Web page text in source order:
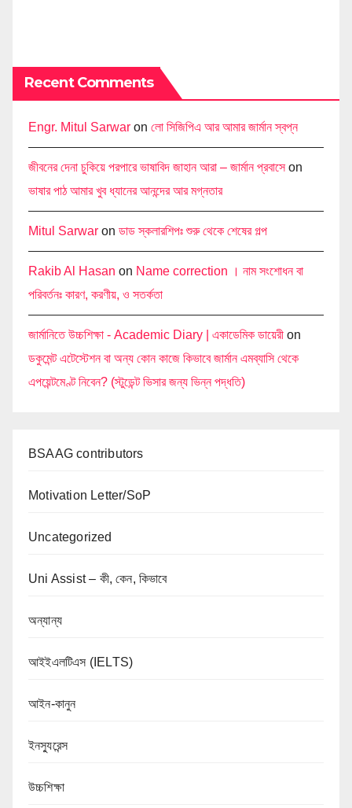
Recent Comments
Engr. Mitul Sarwar on লো সিজিপিএ আর আমার জার্মান স্বপ্ন
জীবনের দেনা চুকিয়ে পরপারে ভাষাবিদ জাহান আরা – জার্মান প্রবাসেon
ভাষার পাঠ আমার খুব ধ্যানের আনন্দের আর মগ্নতার
Mitul Sarwar on ডাড স্কলারশিপঃ শুরু থেকে শেষের গল্প
Rakib Al Hasan on Name correction । নাম সংশোধন বা
পরিবর্তনঃ কারণ, করণীয়, ও সতর্কতা
জার্মানিতে উচ্চশিক্ষা - Academic Diary | একাডেমিক ডায়েরী on
ডকুমেন্ট এটেস্টেশন বা অন্য কোন কাজে কিভাবে জার্মান এমব্যাসি থেকে
এপয়েন্টমেণ্ট নিবেন? (স্টুডেন্ট ভিসার জন্য ভিন্ন পদ্ধতি)
BSAAG contributors
Motivation Letter/SoP
Uncategorized
Uni Assist – কী, কেন, কিভাবে
অন্যান্য
আইইএলটিএস (IELTS)
আইন-কানুন
ইনস্যুরেন্স
উচ্চশিক্ষা